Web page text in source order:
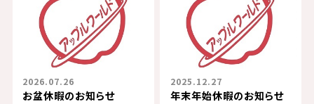
2026.07.26
お盆休暇のお知らせ
2025.12.27
年末年始休暇のお知らせ